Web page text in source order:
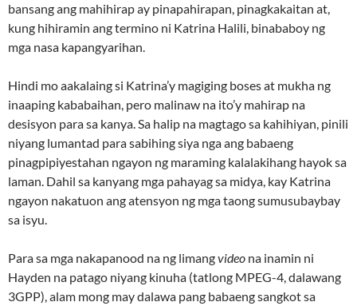
bansang ang mahihirap ay pinapahirapan, pinagkakaitan at,
kung hihiramin ang termino ni Katrina Halili, binababoy ng
mga nasa kapangyarihan.
Hindi mo aakalaing si Katrina’y magiging boses at mukha ng
inaaping kababaihan, pero malinaw na ito’y mahirap na
desisyon para sa kanya. Sa halip na magtago sa kahihiyan, pinili
niyang lumantad para sabihing siya nga ang babaeng
pinagpipiyestahan ngayon ng maraming kalalakihang hayok sa
laman. Dahil sa kanyang mga pahayag sa midya, kay Katrina
ngayon nakatuon ang atensyon ng mga taong sumusubaybay
sa isyu.
Para sa mga nakapanood na ng limangvideo na inamin ni
Hayden na patago niyang kinuha (tatlong MPEG-4, dalawang
3GPP), alam mong may dalawa pang babaeng sangkot sa